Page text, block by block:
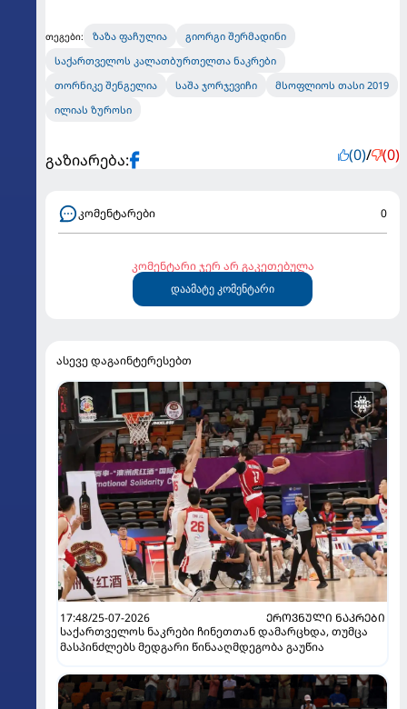
თეგები: ზაზა ფაჩულია
გიორგი შერმადინი
საქართველოს კალათბურთელთა ნაკრები
თორნიკე შენგელია
საშა ჯორჯევიჩი
მსოფლიოს თასი 2019
ილიას ზუროსი
გაზიარება: (0)/ (0)
კომენტარები 0
კომენტარი ჯერ არ გაკეთებულა
დაამატე კომენტარი
ასევე დაგაინტერესებთ
17:48/25-07-2026
ᲔᲠᲝᲕᲜᲣᲚᲘ ᲜᲐᲙᲠᲔᲑᲘ
საქართველოს ნაკრები ჩინეთთან დამარცხდა, თუმცა
მასპინძლებს მედგარი წინააღმდეგობა გაუწია